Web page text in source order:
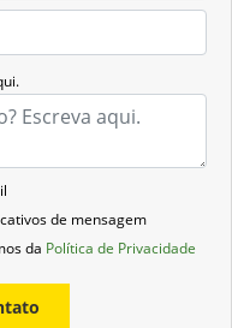
de mensagem
da Política de Privacidade